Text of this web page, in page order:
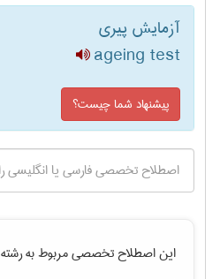
آزمایش پیری
ageing test
پیشنهاد شما چیست؟
این اصطلاح تخصصی مربوط به رشته